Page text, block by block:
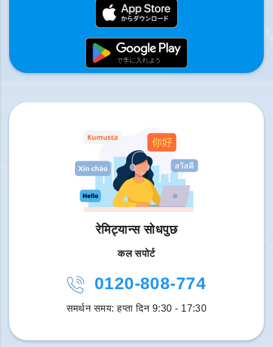
रेमिट्यान्स सोधपुछ
कल सपोर्ट
0120-808-774
समर्थन समय: हप्ता दिन 9:30 - 17:30